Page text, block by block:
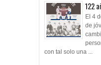
122
El 4
de
con tal solo una ...